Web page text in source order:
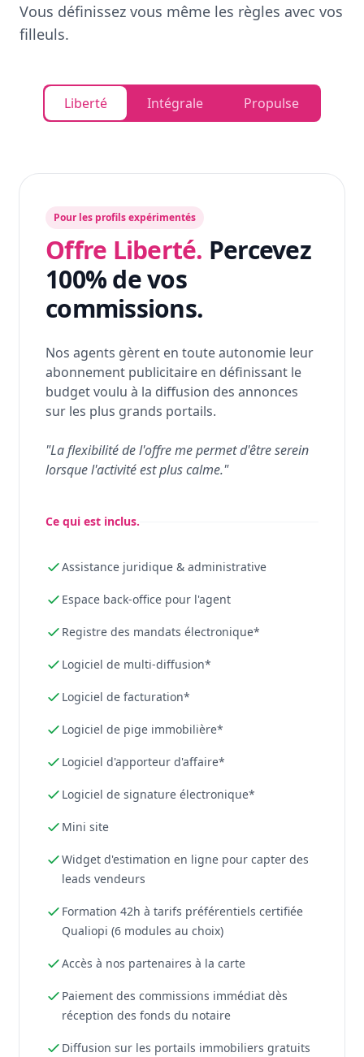
Vous définissez vous même les règles avec vos
filleuls.
Liberté Intégrale Propulse
Pour les profils expérimentés
Offre Liberté. Percevez
100% de vos
commissions.
Nos agents gèrent en toute autonomie leur
abonnement publicitaire en définissant le
budget voulu à la diffusion des annonces
sur les plus grands portails.
"La flexibilité de l'offre me permet d'être serein
lorsque l'activité est plus calme."
Ce qui est inclus.
Assistance juridique & administrative
Espace back-office pour l'agent
Registre des mandats électronique*
Logiciel de multi-diffusion*
Logiciel de facturation*
Logiciel de pige immobilière*
Logiciel d'apporteur d'affaire*
Logiciel de signature électronique*
Mini site
Widget d'estimation en ligne pour capter des
leads vendeurs
Formation 42h à tarifs préférentiels certifiée
Qualiopi (6 modules au choix)
Accès à nos partenaires à la carte
Paiement des commissions immédiat dès
réception des fonds du notaire
Diffusion sur les portails immobiliers gratuits